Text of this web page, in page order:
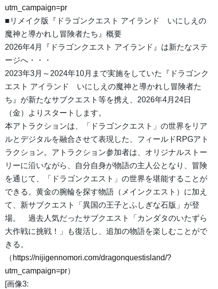
utm_campaign=pr
■リメイク版『ドラゴンクエスト アイランド いにしえの
魔神と導かれし冒険者たち』概要
2026年4月『ドラゴンクエスト アイランド』は新たなステ
ージへ・・・
2023年3月～2024年10月まで実施をしていた『ドラゴンク
エスト アイランド いにしえの魔神と導かれし冒険者た
ち』が新たなサブクエスト等を携え、2026年4月24日
（金）よりスタートします。
本アトラクションは、「ドラゴンクエスト」の世界をリア
ルとデジタルを融合させて表現した、フィールドRPGアト
ラクション。アトラクション参加者は、オリジナルストー
リーに沿いながら、自分自身が物語の主人公となり、冒険
を通じて、「ドラゴンクエスト」の世界を堪能することが
できる。黄金の腕輪を探す物語（メインクエスト）に加え
て、新サブクエスト「異国の王子とふしぎな石版」が登
場。 過去人気だったサブクエスト「カンダタのいたずら
大作戦に挑戦！」も復活し、追加の物語を楽しむことがで
きる。
（ https://nijigennomori.com/dragonquestisland/?
utm_campaign=pr）
[画像3: